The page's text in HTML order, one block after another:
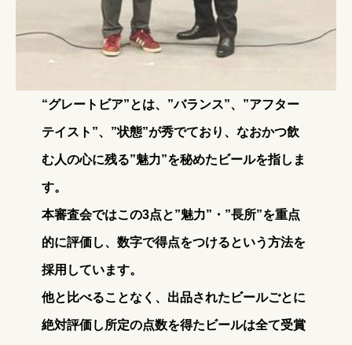
“グレートビア”とは、”バランス”、”アフター
テイスト”、”状態”が秀でており、なおかつ飲
む⼈の⼼に残る”魅⼒”を秘めたビールを指しま
す。
本審査会ではこの3点と”魅⼒”・”⻑所”を重点
的に評価し、数字で得点をつけるという⽅法を
採⽤しています。
他と⽐べることなく、出品されたビールごとに
絶対評価し所定の点数を得たビールは全て受賞